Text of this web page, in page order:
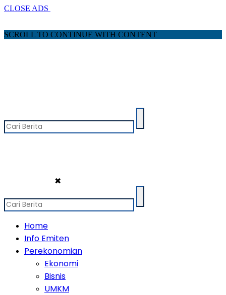
CLOSE ADS
SCROLL TO CONTINUE WITH CONTENT
✖
Home
Info Emiten
Perekonomian
Ekonomi
Bisnis
UMKM